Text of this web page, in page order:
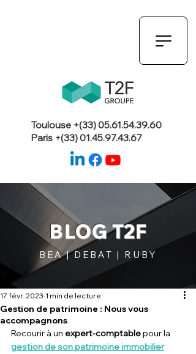
Toulouse +(33)05.61.54.39.60
Paris +(33)01.45.97.43.67
BLOG T2F
BEA | DEBAT | RUBY
Gestion de patrimoine : Nous vous
accompagnons
17 févr. 2023 1 min de lecture
Recourir à un expert-comptable pour la
gestion de son patrimoine immobilier